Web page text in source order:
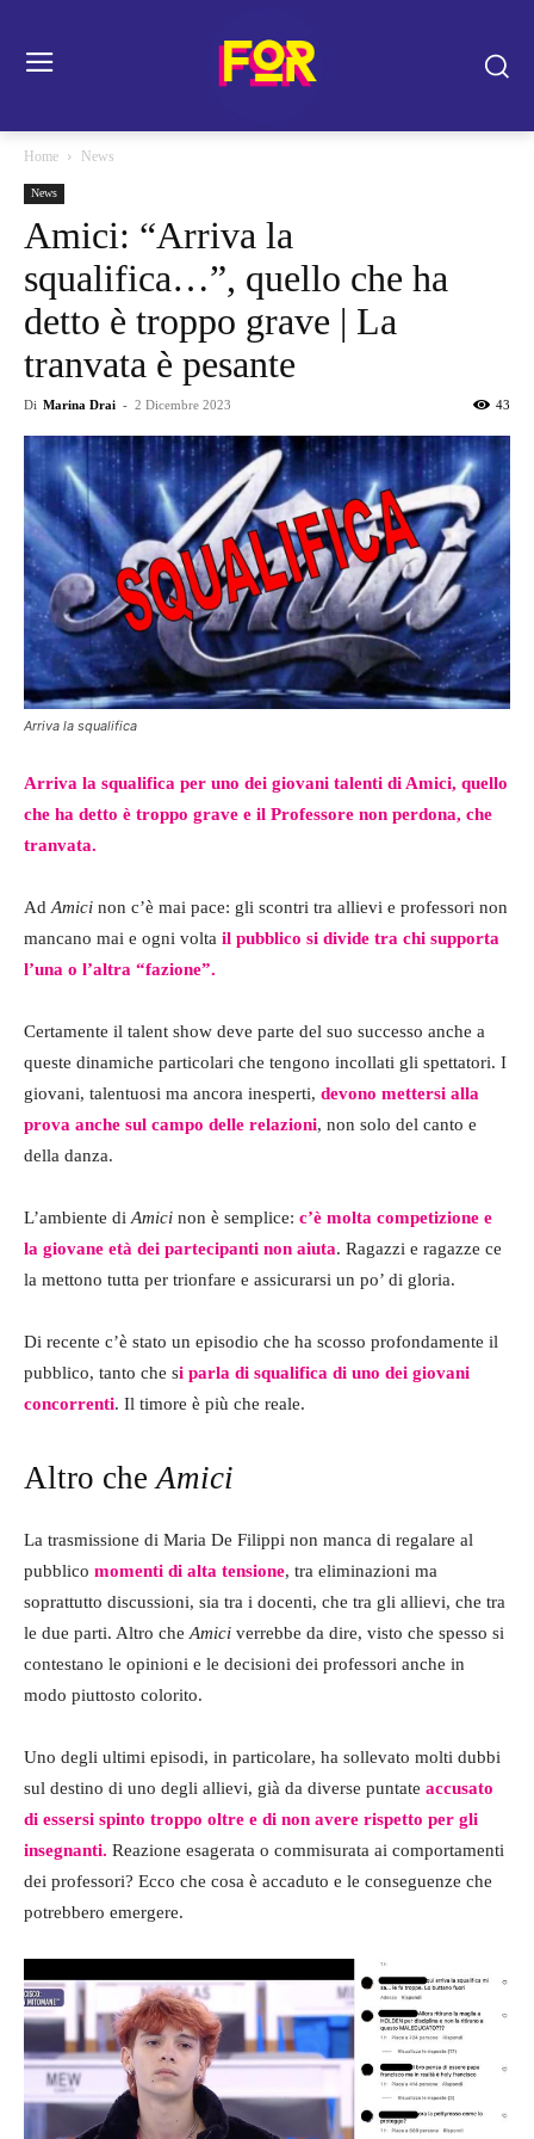
Home News
News
Amici: “Arriva la
squalifica…”, quello che ha
detto è troppo grave | La
tranvata è pesante
Di Marina Drai - 2 Dicembre 2023 43
Arriva la squalifica
Arriva la squalifica per uno dei giovani talenti di Amici, quello
che ha detto è troppo grave e il Professore non perdona, che
tranvata.
AdAmici non c’è mai pace: gli scontri tra allievi e professori non
mancano mai e ogni volta il pubblico si divide tra chi supporta
l’una o l’altra “fazione”.
Certamente il talent show deve parte del suo successo anche a
queste dinamiche particolari che tengono incollati gli spettatori. I
giovani, talentuosi ma ancora inesperti, devono mettersi alla
prova anche sul campo delle relazioni, non solo del canto e
della danza.
L’ambiente diAmici non è semplice: c’è molta competizione e
la giovane età dei partecipanti non aiuta. Ragazzi e ragazze ce
la mettono tutta per trionfare e assicurarsi un po’ di gloria.
Di recente c’è stato un episodio che ha scosso profondamente il
pubblico, tanto che si parla di squalifica di uno dei giovani
concorrenti. Il timore è più che reale.
Altro cheAmici
La trasmissione di Maria De Filippi non manca di regalare al
pubblico momenti di alta tensione, tra eliminazioni ma
soprattutto discussioni, sia tra i docenti, che tra gli allievi, che tra
le due parti. Altro cheAmici verrebbe da dire, visto che spesso si
contestano le opinioni e le decisioni dei professori anche in
modo piuttosto colorito.
Uno degli ultimi episodi, in particolare, ha sollevato molti dubbi
sul destino di uno degli allievi, già da diverse puntate accusato
di essersi spinto troppo oltre e di non avere rispetto per gli
insegnanti. Reazione esagerata o commisurata ai comportamenti
dei professori? Ecco che cosa è accaduto e le conseguenze che
potrebbero emergere.